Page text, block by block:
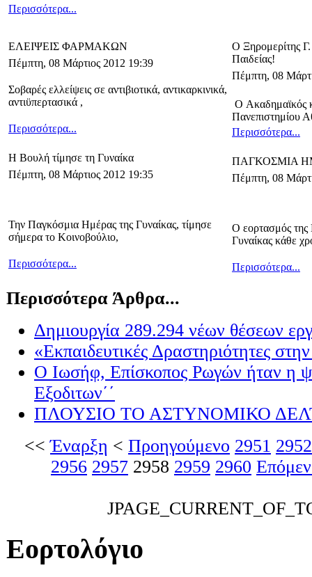
Περισσότερα...
ΕΛΕΙΨΕΙΣ ΦΑΡΜΑΚΩΝ
Πέμπτη, 08 Μάρτιος 2012 19:39
Σοβαρές ελλείψεις σε αντιβιοτικά, αντικαρκινικά,
αντιϋπερτασικά ,
Περισσότερα...
Η Βουλή τίμησε τη Γυναίκα
Πέμπτη, 08 Μάρτιος 2012 19:35
Την Παγκόσμια Ημέρας της Γυναίκας, τίμησε
σήμερα το Κοινοβούλιο,
Περισσότερα...
Ο Ξηρομερίτης
Παιδείας!
Πέμπτη, 08
Ο Ακαδημαϊκός
Πανεπιστημίου
Περισσότερα...
ΠΑΓΚΟΣΜΙΑ
Πέμπτη, 08
Ο εορτασμός της
Γυναίκας κάθε
Περισσότερα...
Περισσότερα Άρθρα...
Δημιουργία 289.294 νέων θέσεων
«Εκπαιδευτικές Δραστηριότητες
Ο Ιωσήφ, Επίσκοπος Ρωγών ήταν η
Εξοδιτων΄΄
ΠΛΟΥΣΙΟ ΤΟ ΑΣΤΥΝΟΜΙΚΟ
<<Έναρξη < Προηγούμενο 2951 2952
2956 2957 2958 2959 2960
Εορτολόγιο